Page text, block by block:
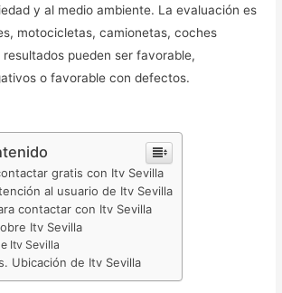
y al medio ambiente. La evaluación es
motocicletas, camionetas, coches
pueden ser favorable,
o favorable con defectos.
gratis con Itv Sevilla
al usuario de Itv Sevilla
contactar con Itv Sevilla
Itv Sevilla
Itv Sevilla
Ubicación de Itv Sevilla